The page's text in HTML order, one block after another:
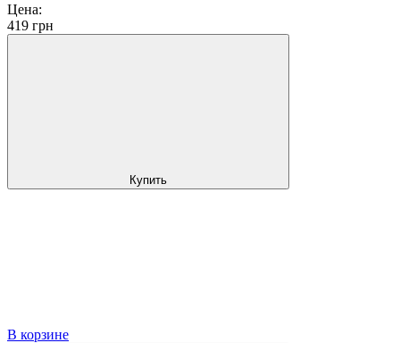
Цена:
419 грн
Купить
В корзине